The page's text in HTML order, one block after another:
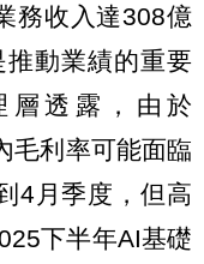
務收入達308億
動業績的重要
層透露，由於
毛利率可能面臨
4月季度，但高
下半年AI基礎